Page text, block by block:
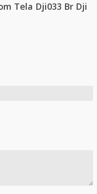
nas redes sociais.
Dronie, Órbita, Hélice, Foguete
gravação, como na cidade e no
para gravação vertical, até
nas redes sociais.
Dronie, Órbita, Hélice, Foguete
Tela Dji033 Br Dji